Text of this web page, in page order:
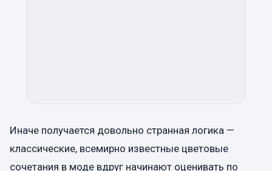
Иначе получается довольно странная логика —
классические, всемирно известные цветовые
сочетания в моде вдруг начинают оценивать по